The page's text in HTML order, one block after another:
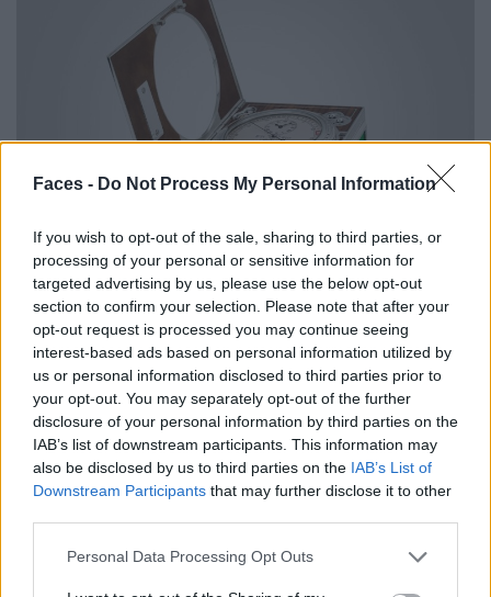
Faces - Do Not Process My Personal Information
If you wish to opt-out of the sale, sharing to third parties, or
processing of your personal or sensitive information for
targeted advertising by us, please use the below opt-out
section to confirm your selection. Please note that after your
opt-out request is processed you may continue seeing
interest-based ads based on personal information utilized by
us or personal information disclosed to third parties prior to
your opt-out. You may separately opt-out of the further
disclosure of your personal information by third parties on the
IAB’s list of downstream participants. This information may
also be disclosed by us to third parties on the IAB’s List of
Downstream Participants that may further disclose it to other
Personal Data Processing Opt Outs
© Patek Philippe
World Wide Watch
Manche Uhren zeigen uns, wie spät es ist, andere zeigen
uns die ganze Welt. So wie die „Omega Planet Ocean
Worldtimer“. Dank globaler Destinationen am äußeren
Ring des Zifferblattes sieht man auf einen Blick, welche